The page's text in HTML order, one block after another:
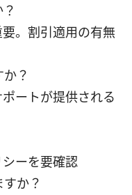
。割引適用の有無
？
ートが提供される
ーを要確認
か？